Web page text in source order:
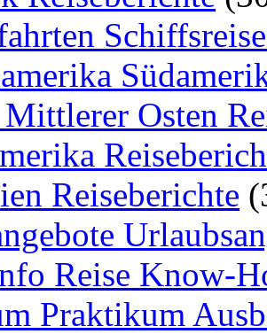
Osten
Reiseberichte
Reise Know-
Praktikum